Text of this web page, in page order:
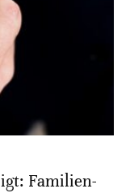
Familien-